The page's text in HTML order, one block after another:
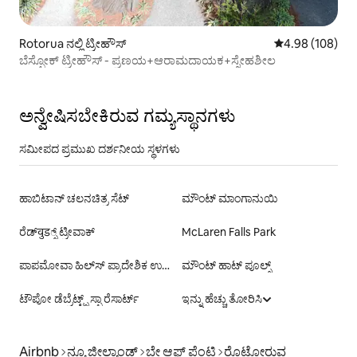
Rotorua ನಲ್ಲಿ ಟ್ರೀಹೌಸ್ 5 ರಲ್ಲಿ 4.98
4.98 (108)
ಬೆಸ್ಪೋಕ್ ಟ್ರೀಹೌಸ್ - ಪ್ರಣಯ+ಆರಾಮದಾಯಕ+ಸ್ನೇಹಶೀಲ
ಅನ್ವೇಷಿಸಬೇಕಿರುವ ಗಮ್ಯಸ್ಥಾನಗಳು
ಸಮೀಪದ ಪ್ರಮುಖ ದರ್ಶನೀಯ ಸ್ಥಳಗಳು
ಹಾಬಿಟಾನ್ ಚಲನಚಿತ್ರ ಸೆಟ್ ಮೌಂಟ್ ಮಾಂಗಾನುಯಿ
ರೆಡ್‌वुड್ಸ್ ಟ್ರೀವಾಕ್ McLaren Falls Park
ಪಾಪಮೋವಾ ಹಿಲ್‌ಸ್ ಪ್ರಾದೇಶಿಕ ಉದ್ಯಾನ ಮೌಂಟ್ ಹಾಟ್ ಪೂಲ್ಸ್
ಟೌಪೋ ಡೆಬ್ರೆಟ್ಟ್ಸ್ ಸ್ಪಾ ರೆಸಾರ್ಟ್ ಇನ್ನು ಹೆಚ್ಚು ತೋರಿಸಿ
Airbnb ನ್ಯೂ ಜೀಲ್ಯಾಂಡ್ ಬೇ ಆಫ್ ಪ್ಲೆಂಟಿ ರೊಟೋರುವ